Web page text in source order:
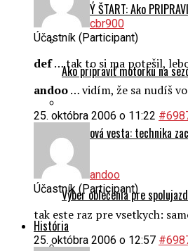
HLADKÝ ŠTART: Ako
Ako pripraviť motorku na
Airbagová vesta: technika
Výber oblečenia pre
História
cbr900
Účastník (Participant)
def… tak to si ma potešil, lebo
andoo… vidím, že sa nudíš
25. októbra 2006 o 11:22
andoo
Účastník (Participant)
tak este raz pre vsetkych:
25. októbra 2006 o 12:57